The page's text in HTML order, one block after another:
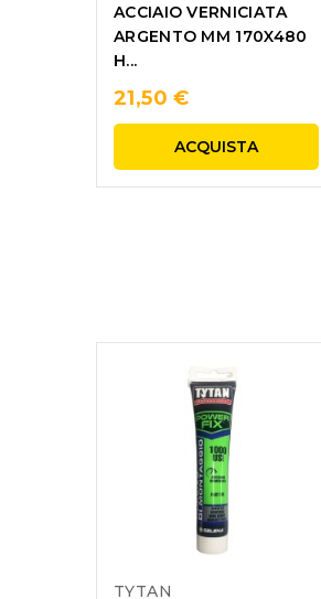
ACCIAIO VERNICIATA
ARGENTO MM 170X480
H...
21,50 €
ACQUISTA
TYTAN